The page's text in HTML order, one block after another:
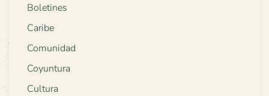
Boletines
Caribe
Comunidad
Coyuntura
Cultura